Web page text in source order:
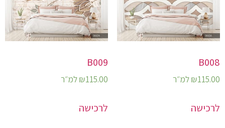
B008
₪115.00 למ״ר
לרכישה
B009
₪115.00 למ״ר
לרכישה